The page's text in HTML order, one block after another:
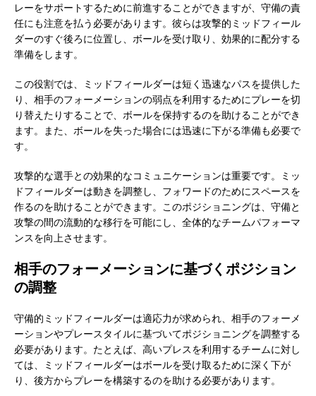
レーをサポートするために前進することができますが、守備の責
任にも注意を払う必要があります。彼らは攻撃的ミッドフィール
ダーのすぐ後ろに位置し、ボールを受け取り、効果的に配分する
準備をします。
この役割では、ミッドフィールダーは短く迅速なパスを提供した
り、相手のフォーメーションの弱点を利用するためにプレーを切
り替えたりすることで、ボールを保持するのを助けることができ
ます。また、ボールを失った場合には迅速に下がる準備も必要で
す。
攻撃的な選手との効果的なコミュニケーションは重要です。ミッ
ドフィールダーは動きを調整し、フォワードのためにスペースを
作るのを助けることができます。このポジショニングは、守備と
攻撃の間の流動的な移行を可能にし、全体的なチームパフォーマ
ンスを向上させます。
相手のフォーメーションに基づくポジション
の調整
守備的ミッドフィールダーは適応力が求められ、相手のフォーメ
ーションやプレースタイルに基づいてポジショニングを調整する
必要があります。たとえば、高いプレスを利用するチームに対し
ては、ミッドフィールダーはボールを受け取るために深く下が
り、後方からプレーを構築するのを助ける必要があります。